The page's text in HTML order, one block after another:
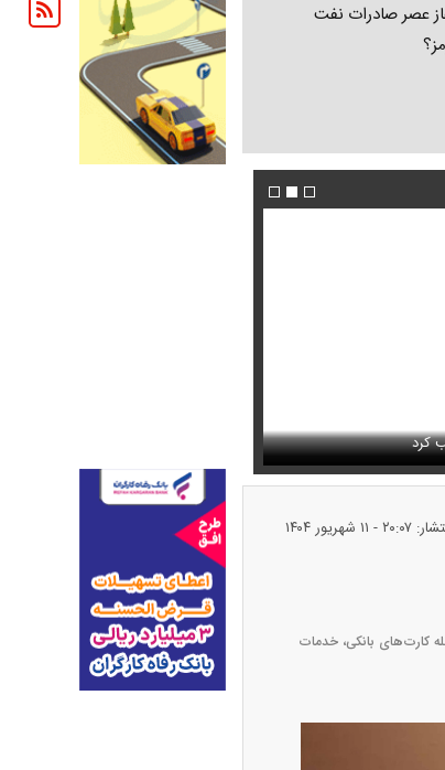
عصر صادرات نفت
خامنه ای
کرد
شهريور ۱۴۰۴
کارت‌های بانکی، خدمات